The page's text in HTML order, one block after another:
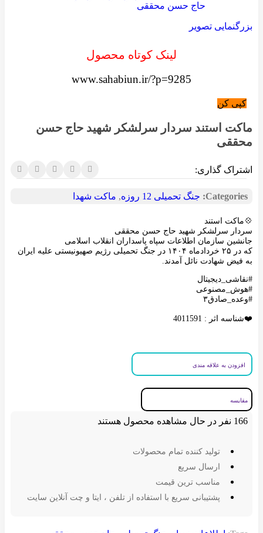
بزرگنمایی تصویر
لینک کوتاه محصول
www.sahabiun.ir/?p=9285
کپی کن
ماکت استند سردار سرلشکر شهید حاج حسن
محققی
اشتراک گذاری:
Categories: جنگ تحمیلی 12 روزه , ماکت شهدا
💠ماکت استند
سردار سرلشکر شهید حاج حسن محققی
جانشین سازمان اطلاعات سپاه پاسداران انقلاب اسلامی
که در ۲۵ خردادماه ۱۴۰۴ در جنگ تحمیلی رژیم صهیونیستی علیه ایران
به فیض شهادت نائل آمدند.
#نقاشی_دیجیتال
#هوش_مصنوعی
#وعده_صادق۳
❤️شناسه اثر : 4011591
افزودن به علاقه مندی
مقایسه
166 نفر در حال مشاهده محصول هستند
تولید کننده تمام محصولات
ارسال سریع
مناسب ترین قیمت
پشتیبانی سریع با استفاده از تلفن ، ایتا و چت آنلاین سایت